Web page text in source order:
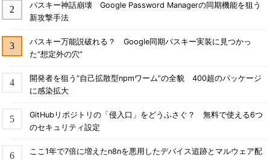
パスキー神話崩壊 Google Password Managerの同期機能を狙う
新攻撃手法
パスキー万能説破れる？ Google同期パスキー実装に見つかっ
た“想定外の穴”
開発者を狙う“自己拡散型npmワーム”の全貌 400超のパッケージ
に感染拡大
GitHubリポジトリの「侵入口」をどうふさぐ？ 無料で使える6つ
のセキュリティ設定
ここ1年で7倍に増えたn8nを悪用したデバイス追跡とマルウェア配